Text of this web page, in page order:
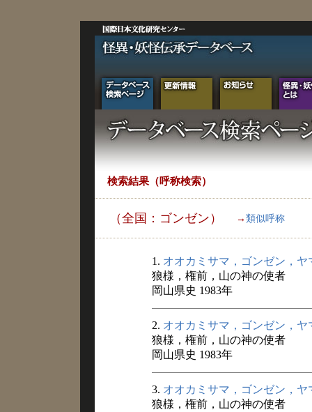
検索結果（呼称検索）
（全国：ゴンゼン） → 類似呼称
1. オオカミサマ，ゴンゼン，ヤ
狼様，権前，山の神の使者
岡山県史 1983年
2. オオカミサマ，ゴンゼン，ヤ
狼様，権前，山の神の使者
岡山県史 1983年
3. オオカミサマ，ゴンゼン，ヤ
狼様，権前，山の神の使者